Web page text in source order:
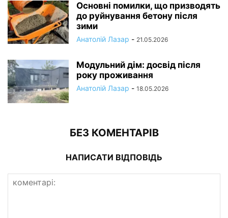
Основні помилки, що призводять
до руйнування бетону після
зими
Анатолій Лазар - 21.05.2026
Модульний дім: досвід після
року проживання
Анатолій Лазар - 18.05.2026
БЕЗ КОМЕНТАРІВ
НАПИСАТИ ВІДПОВІДЬ